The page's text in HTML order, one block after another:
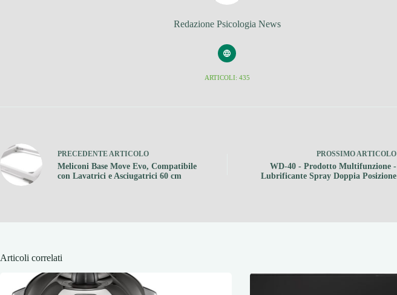
Redazione Psicologia News
ARTICOLI: 435
PRECEDENTEARTICOLO
Meliconi Base Move Evo, Compatibile
con Lavatrici e Asciugatrici 60 cm
PROSSIMOARTICOLO
WD-40 - Prodotto Multifunzione -
Lubrificante Spray Doppia Posizione
Articoli correlati